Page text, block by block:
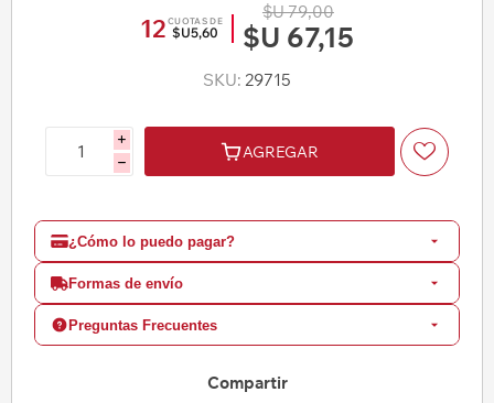
12 CUOTAS DE
$U5,60
$U 79,00
$U 67,15
SKU: 29715
i
h
AGREGAR
¿Cómo lo puedo pagar?
Formas de envío
Preguntas Frecuentes
Compartir